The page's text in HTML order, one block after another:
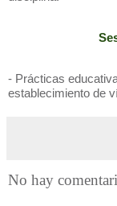
- Prácticas
establecimiento de
No hay